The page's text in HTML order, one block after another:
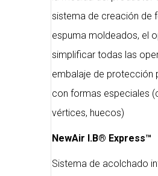
sistema de creación de
espuma moldeados, el
simplificar todas las
embalaje de protección
con formas especiales
vértices, huecos)
NewAir I.B® Express™
Sistema de acolchado